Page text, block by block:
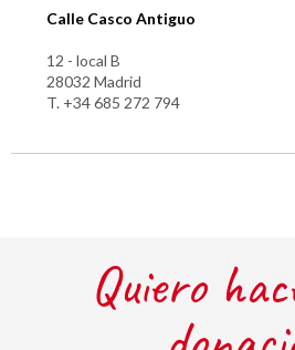
Calle Casco Antiguo
12 - local B
28032 Madrid
T. +34 685 272 794
Quiero